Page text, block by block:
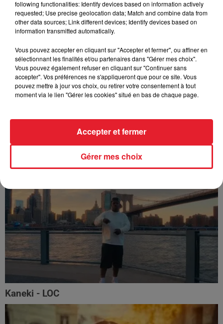
FOLA & Victony - golibe
Franglish & Keblack - Génération Impolie
Kaneki - LOC
following functionalities: Identify devices based on information actively
requested; Use precise geolocation data; Match and combine data from
other data sources; Link different devices; Identify devices based on
information transmitted automatically.
Vous pouvez accepter en cliquant sur "Accepter et fermer", ou affiner en
sélectionnant les finalités et/ou partenaires dans "Gérer mes choix".
Vous pouvez également refuser en cliquant sur "Continuer sans
accepter". Vos préférences ne s'appliqueront que pour ce site. Vous
pouvez mettre à jour vos choix, ou retirer votre consentement à tout
moment via le lien "Gérer les cookies" situé en bas de chaque page.
Gérer mes choix
Accepter et fermer